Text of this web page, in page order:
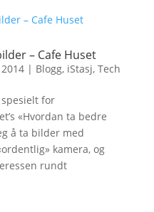
– Cafe Huset
| Blogg, iStasj, Tech
for
«Hvordan ta bedre
å ta bilder med
kamera, og
rundt